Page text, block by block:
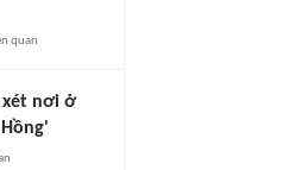
quan
xét nơi ở